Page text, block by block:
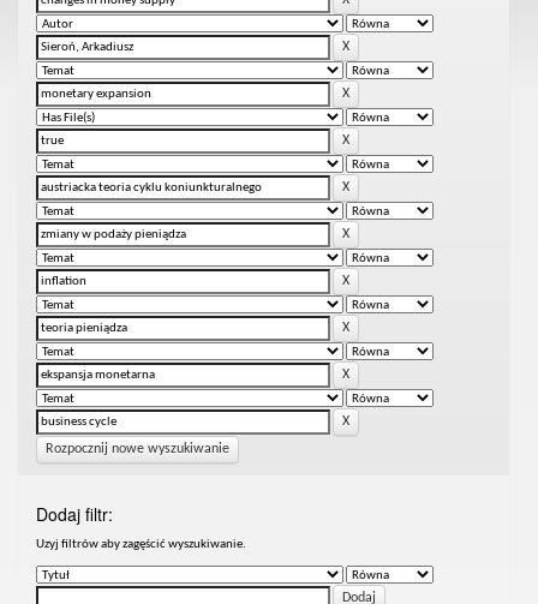
Rozpocznij nowe wyszukiwanie
Dodaj filtr:
Uzyj filtrów aby zagęścić wyszukiwanie.